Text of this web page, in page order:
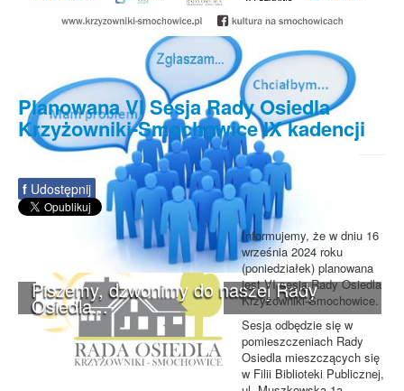
Piszemy, dzwonimy do naszej Rady
Osiedla...
Planowana VI Sesja Rady Osiedla
Krzyżowniki-Smochowice IX kadencji
f Udostępnij
Informujemy, że w dniu 16
września 2024 roku
(poniedziałek) planowana
jest VI sesja Rady Osiedla
Krzyżowniki-Smochowice.
Sesja odbędzie się w
pomieszczeniach Rady
Osiedla mieszczących się
w Filii Biblioteki Publicznej,